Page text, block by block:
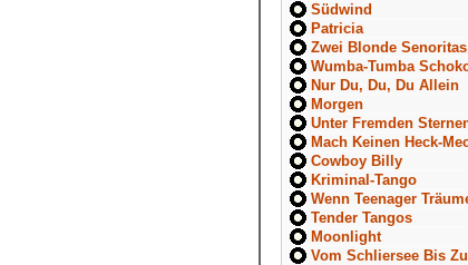
Südwind
Patricia
Zwei Blonde Senoritas
Wumba-Tumba
Nur Du, Du, Du Allein
Morgen
Unter Fremden
Mach Keinen Heck-
Cowboy Billy
Kriminal-Tango
Wenn Teenager
Tender Tangos
Moonlight
Vom Schliersee Bis